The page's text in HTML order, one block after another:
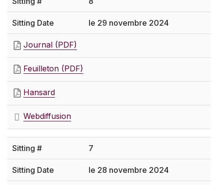
le 29 novembre 2024
Journal (PDF)
Feuilleton (PDF)
Hansard
Webdiffusion
7
le 28 novembre 2024